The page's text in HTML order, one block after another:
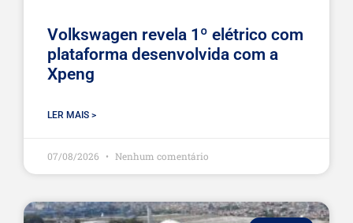
Volkswagen revela 1º elétrico com
plataforma desenvolvida com a
Xpeng
LER MAIS >
07/08/2026 Nenhum comentário